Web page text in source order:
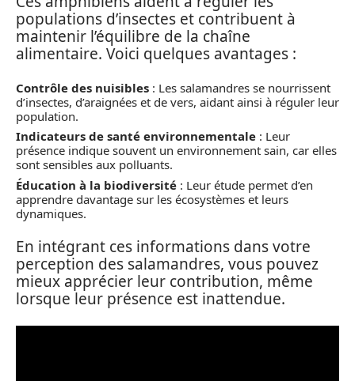
populations d’insectes et contribuent à
maintenir l’équilibre de la chaîne
alimentaire. Voici quelques avantages :
Contrôle des nuisibles : Les salamandres se nourrissent
d’insectes, d’araignées et de vers, aidant ainsi à réguler leur
population.
Indicateurs de santé environnementale : Leur
présence indique souvent un environnement sain, car elles
sont sensibles aux polluants.
Éducation à la biodiversité : Leur étude permet d’en
apprendre davantage sur les écosystèmes et leurs
dynamiques.
En intégrant ces informations dans votre
perception des salamandres, vous pouvez
mieux apprécier leur contribution, même
lorsque leur présence est inattendue.